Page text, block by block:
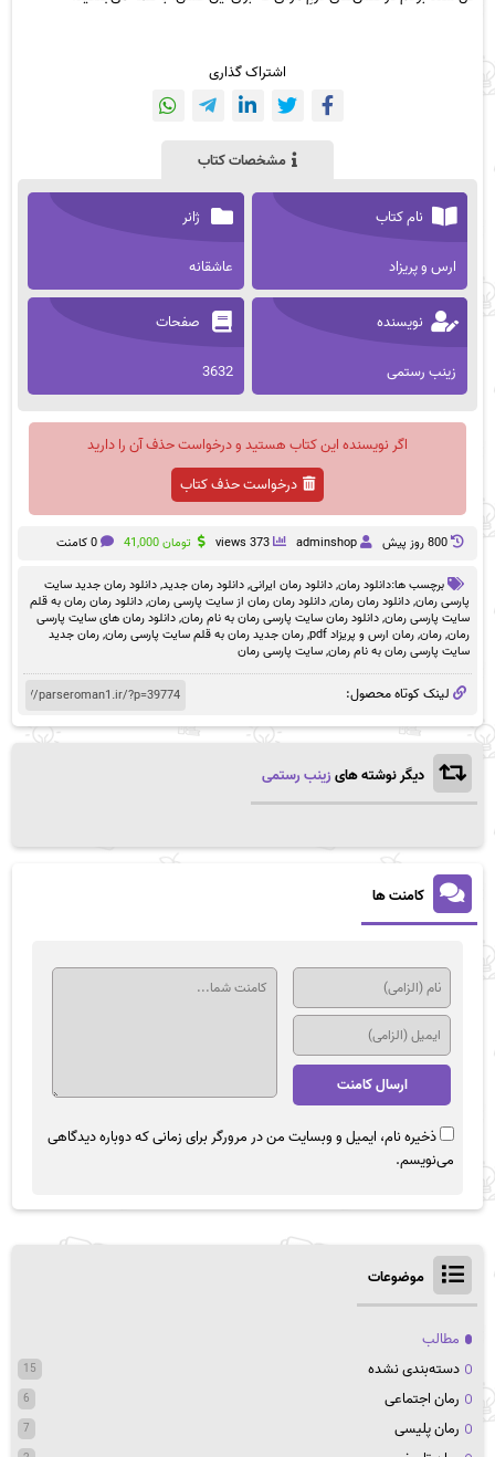
اشتراک گذاری
مشخصات کتاب
نام کتاب
ارس و پریزاد
ژانر
عاشقانه
نویسنده
زینب رستمی
صفحات
3632
اگر نویسنده این کتاب هستید و درخواست حذف آن را دارید
درخواست حذف کتاب
800 روز پيش adminshop
373 views تومان41,000 0 کامنت
برچسب ها:دانلود رمان,دانلود رمان ایرانی,دانلود رمان جدید,دانلود رمان جدید سایت
پارسی رمان,دانلود رمان رمان,دانلود رمان رمان از سایت پارسی رمان,دانلود رمان رمان به قلم
سایت پارسی رمان,دانلود رمان سایت پارسی رمان به نام رمان,دانلود رمان های سایت پارسی
رمان,رمان,رمان ارس و پریزاد pdf ,رمان جدید رمان به قلم سایت پارسی رمان,رمان جدید
سایت پارسی رمان به نام رمان,سایت پارسی رمان
لینک کوتاه محصول:
دیگر نوشته هایزینب رستمی
کامنت ها
ذخیره نام، ایمیل و وبسایت من در مرورگر برای زمانی که دوباره دیدگاهی
می‌نویسم.
موضوعات
مطالب
دسته‌بندی نشده
15
رمان اجتماعی 6
رمان پلیسی 7